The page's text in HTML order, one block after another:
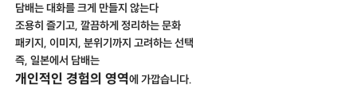
담배는 대화를 크게 만들지 않는다
조용히 즐기고, 깔끔하게 정리하는 문화
패키지, 이미지, 분위기까지 고려하는 선택
즉, 일본에서 담배는
개인적인 경험의 영역에 가깝습니다.